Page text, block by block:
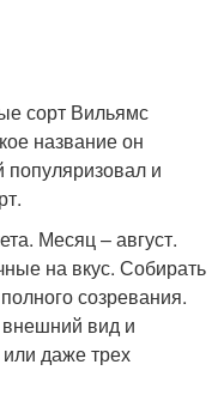
сорт Вильямс
название он
популяризовал и
Месяц – август.
на вкус. Собирать
созревания.
внешний вид и
или даже трех